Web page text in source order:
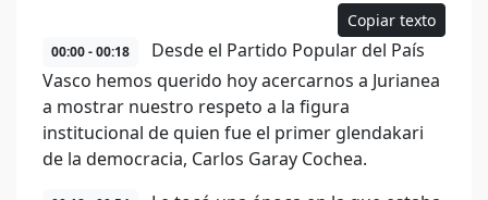
Copiar texto
00:00 - 00:18
Desde el Partido Popular del País
Vasco hemos querido hoy acercarnos a Jurianea
a mostrar nuestro respeto a la figura
institucional de quien fue el primer glendakari
de la democracia, Carlos Garay Cochea.